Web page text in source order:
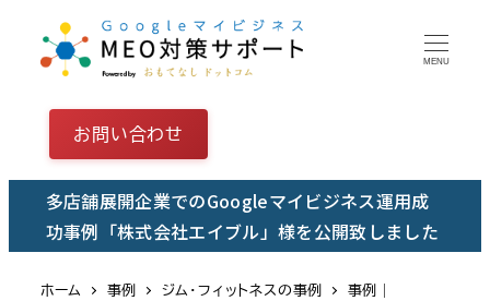
テ
MENU
お問い合わせ
多店舗展開企業でのGoogleマイビジネス運用成
功事例「株式会社エイブル」様を公開致しました
ホーム 事例 ジム・フィットネスの事例
事例｜